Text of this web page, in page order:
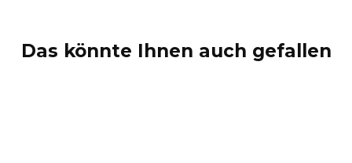
Das könnte Ihnen auch gefallen